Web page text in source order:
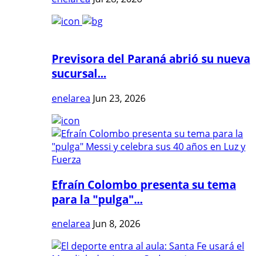
Previsora del Paraná abrió su nueva
sucursal...
enelarea Jun 23, 2026
Efraín Colombo presenta su tema
para la "pulga"...
enelarea Jun 8, 2026